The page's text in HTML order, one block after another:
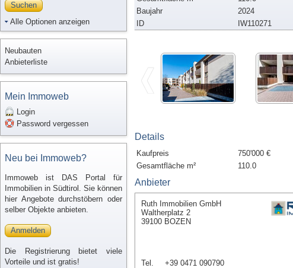
Suchen
Alle Optionen anzeigen
Neubauten
Anbieterliste
Mein Immoweb
Login
Password vergessen
Neu bei Immoweb?
Immoweb ist DAS Portal für
Immobilien in Südtirol. Sie können
hier Angebote durchstöbern oder
selber Objekte anbieten.
Anmelden
Die Registrierung bietet viele
Vorteile und ist gratis!
Baujahr
2024
ID
IW110271
Details
Kaufpreis
750'000 €
Gesamtfläche m²
110.0
Anbieter
Ruth Immobilien GmbH
Waltherplatz 2
39100 BOZEN
Tel. +39 0471 090790